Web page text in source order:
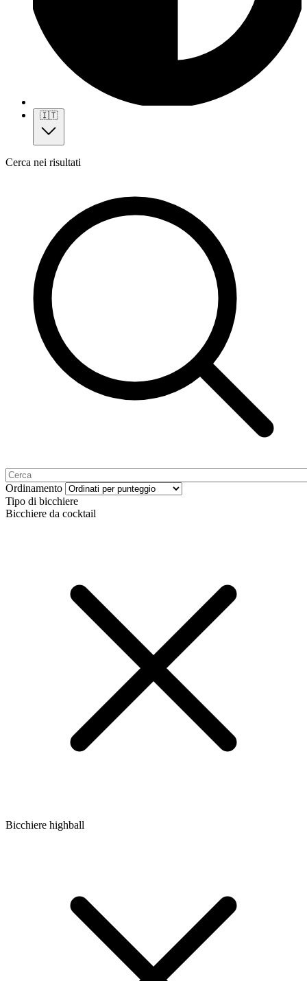
🇮🇹
Cerca nei risultati
Ordinamento
Tipo di bicchiere
Bicchiere da cocktail
Bicchiere highball